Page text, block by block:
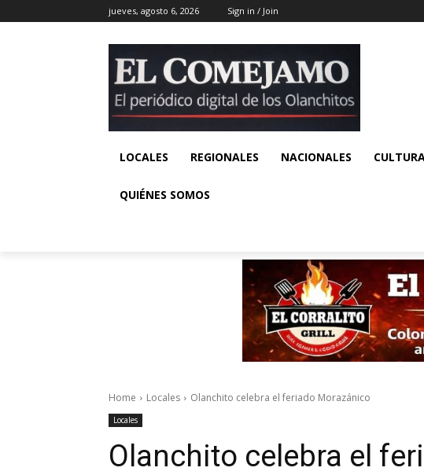
jueves, agosto 6, 2026 Sign in / Join
LOCALES REGIONALES NACIONALES
QUIÉNES SOMOS
Home Locales Olanchito celebra el feriado Morazánico
Locales
Olanchito celebra el